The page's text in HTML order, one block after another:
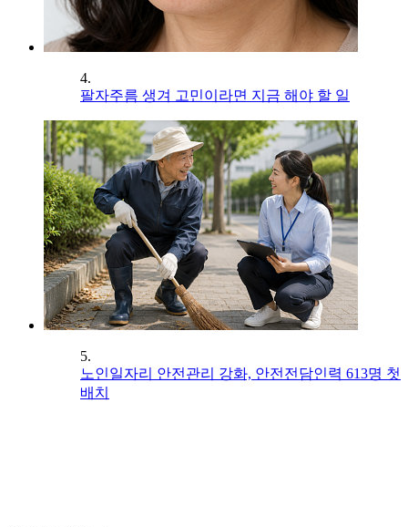
4.
팔자주름 생겨 고민이라면 지금 해야 할 일
5.
노인일자리 안전관리 강화, 안전전담인력 613명 첫
배치